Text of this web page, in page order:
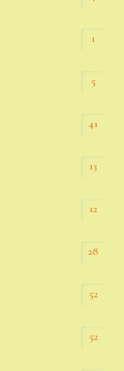
1
5
41
13
12
28
52
52